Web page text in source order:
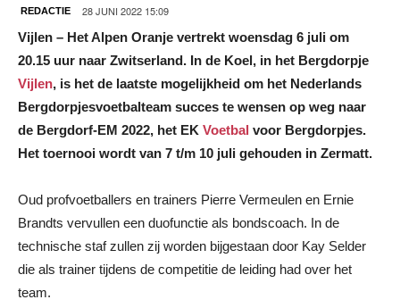
REDACTIE 28 JUNI 2022 15:09
Vijlen – Het Alpen Oranje vertrekt woensdag 6 juli om
20.15 uur naar Zwitserland. In de Koel, in het Bergdorpje
Vijlen, is het de laatste mogelijkheid om het Nederlands
Bergdorpjesvoetbalteam succes te wensen op weg naar
de Bergdorf-EM 2022, het EK Voetbal voor Bergdorpjes.
Het toernooi wordt van 7 t/m 10 juli gehouden in Zermatt.
Oud profvoetballers en trainers Pierre Vermeulen en Ernie
Brandts vervullen een duofunctie als bondscoach. In de
technische staf zullen zij worden bijgestaan door Kay Selder
die als trainer tijdens de competitie de leiding had over het
team.